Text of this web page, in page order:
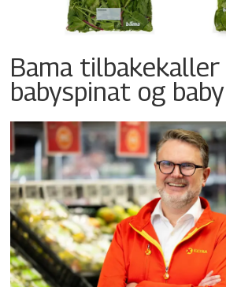
Bama tilbakekaller
babyspinat og